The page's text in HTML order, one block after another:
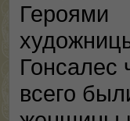
Героями
Гонсалес
всего